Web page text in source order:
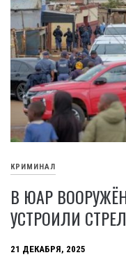
КРИМИНАЛ
В ЮАР
УСТРОИЛИ
21 ДЕКАБРЯ, 2025